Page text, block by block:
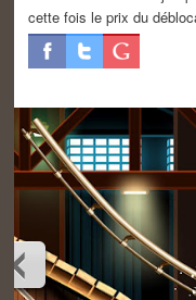
cette fois le prix du